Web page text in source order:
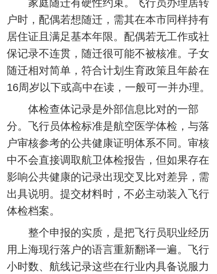
家庭随迁有硬性约束。飞行员办理居转
户时，配偶若想随迁，需其在本市同样持有
居住证且满足基本年限。配偶若无工作或社
保记录不连贯，随迁很可能不被核准。子女
随迁相对简单，符合计划生育政策且年龄在
16周岁以下或高中在读，一般可一并办理。
体检查体记录是外部信息比对的一部
分。飞行员体检标准是航空医学体检，与落
户审核参考的公共健康证明体系不同。审核
中不会直接调取航卫体检报告，但如果存在
影响公共健康的记录出现交叉比对差异，需
出具说明。提交材料时，不必主动装入飞行
体检档案。
整个申报的实质，是把飞行员职业经历
用上海现行落户的语言重新翻译一遍。飞行
小时数、航线记录这些在行业内具备说服力